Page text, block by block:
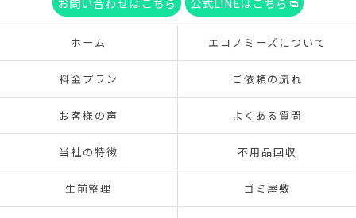
ホーム エコノミーズについて
料金プラン ご依頼の流れ
お客様の声 よくある質問
当社の特徴 不用品回収
生前整理 ゴミ屋敷